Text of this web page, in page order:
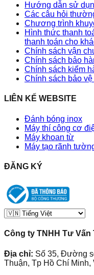
Hướng dẫn sử
Các câu hỏi
Chương trình
Hình thức thanh
thanh toán cho
Chính sách vận
Chính sách bảo
Chính sách kiểm
Chính sách bảo
LIÊN KẾ WEBSITE
Đánh bóng inox
Máy thí công cơ
Máy khoan từ
Máy tạo rãnh
ĐĂNG KÝ
Công ty TNHH Tư
Địa chỉ: Số 35, Đường
Thuận, Tp Hồ Chí Minh,